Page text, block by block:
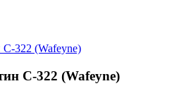
С-322 (Wafeyne)